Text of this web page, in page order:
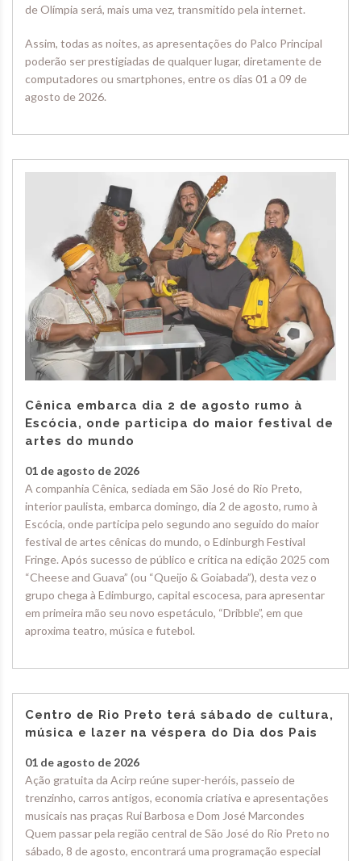
de Olímpia será, mais uma vez, transmitido pela internet.
Assim, todas as noites, as apresentações do Palco Principal
poderão ser prestigiadas de qualquer lugar, diretamente de
computadores ou smartphones, entre os dias 01 a 09 de
agosto de 2026.
Cênica embarca dia 2 de agosto rumo à
Escócia, onde participa do maior festival de
artes do mundo
01 de agosto de 2026
A companhia Cênica, sediada em São José do Rio Preto,
interior paulista, embarca domingo, dia 2 de agosto, rumo à
Escócia, onde participa pelo segundo ano seguido do maior
festival de artes cênicas do mundo, o Edinburgh Festival
Fringe. Após sucesso de público e crítica na edição 2025 com
“Cheese and Guava” (ou “Queijo & Goiabada”), desta vez o
grupo chega à Edimburgo, capital escocesa, para apresentar
em primeira mão seu novo espetáculo, “Dribble”, em que
aproxima teatro, música e futebol.
Centro de Rio Preto terá sábado de cultura,
música e lazer na véspera do Dia dos Pais
01 de agosto de 2026
Ação gratuita da Acirp reúne super-heróis, passeio de
trenzinho, carros antigos, economia criativa e apresentações
musicais nas praças Rui Barbosa e Dom José Marcondes
Quem passar pela região central de São José do Rio Preto no
sábado, 8 de agosto, encontrará uma programação especial